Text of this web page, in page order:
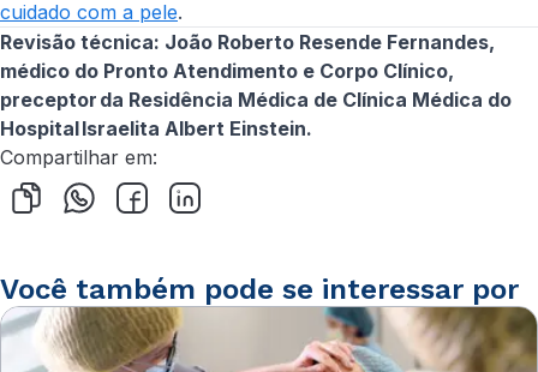
cuidado com a pele.
Revisão técnica: João Roberto Resende Fernandes,
médico do Pronto Atendimento e Corpo Clínico,
preceptor da Residência Médica de Clínica Médica do
Hospital Israelita Albert Einstein.
Compartilhar em:
Você também pode se interessar por